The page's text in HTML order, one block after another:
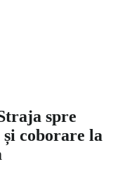
spre
coborare la